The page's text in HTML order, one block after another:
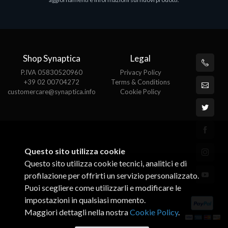
Shop Synaptica
P.IVA 05830520960
+39 02 00704272
customercare@synaptica.info
Legal
Privacy Policy
Terms & Conditions
Cookie Policy
Questo sito utilizza cookie
Questo sito utilizza cookie tecnici, analitici e di
profilazione per offrirti un servizio personalizzato.
Puoi scegliere come utilizzarli e modificare le
impostazioni in qualsiasi momento.
Maggiori dettagli nella nostraCookie Policy.